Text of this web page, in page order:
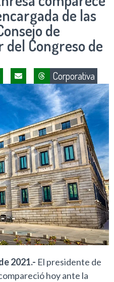
de las
de
del Congreso de
Corporativa
2021.- El presidente de
hoy ante la